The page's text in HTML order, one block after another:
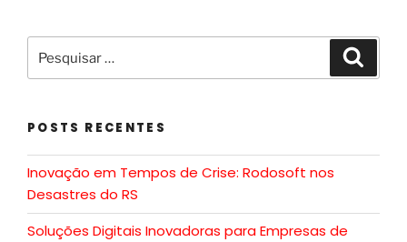
POSTS RECENTES
Inovação em Tempos de Crise: Rodosoft nos
Desastres do RS
Soluções Digitais Inovadoras para Empresas de